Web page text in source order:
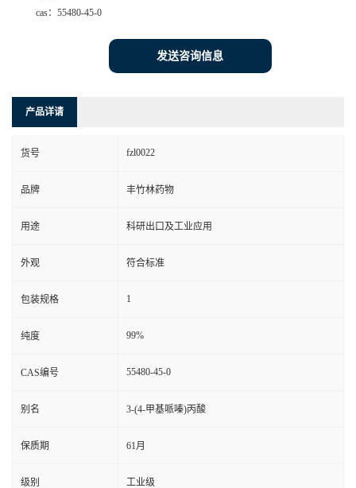
cas： 55480-45-0
发送咨询信息
产品详请
货号 fzl0022
品牌 丰竹林药物
用途 科研出口及工业应用
外观 符合标准
包装规格 1
纯度 99%
CAS编号 55480-45-0
别名 3-(4-甲基哌嗪)丙酸
保质期 61月
级别 工业级